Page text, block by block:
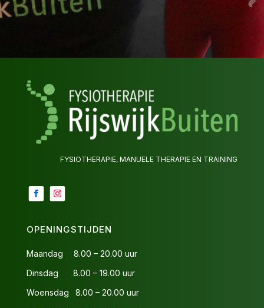
FYSIOTHERAPIE, MANUELE THERAPIE EN TRAINING